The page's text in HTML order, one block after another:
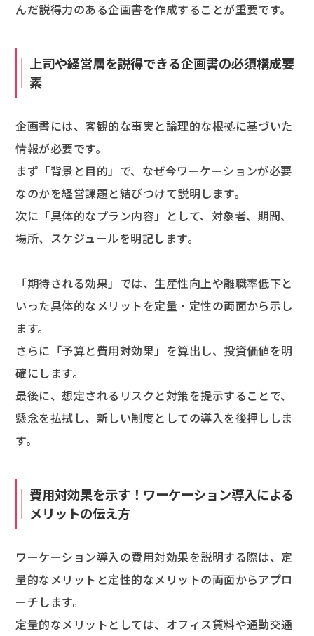
んだ説得力のある企画書を作成することが重要です。
上司や経営層を説得できる企画書の必須構成要
素
企画書には、客観的な事実と論理的な根拠に基づいた
情報が必要です。
まず「背景と目的」で、なぜ今ワーケーションが必要
なのかを経営課題と結びつけて説明します。
次に「具体的なプラン内容」として、対象者、期間、
場所、スケジュールを明記します。
「期待される効果」では、生産性向上や離職率低下と
いった具体的なメリットを定量・定性の両面から示し
ます。
さらに「予算と費用対効果」を算出し、投資価値を明
確にします。
最後に、想定されるリスクと対策を提示することで、
懸念を払拭し、新しい制度としての導入を後押ししま
す。
費用対効果を示す！ワーケーション導入による
メリットの伝え方
ワーケーション導入の費用対効果を説明する際は、定
量的なメリットと定性的なメリットの両面からアプロ
ーチします。
定量的なメリットとしては、オフィス賃料や通勤交通